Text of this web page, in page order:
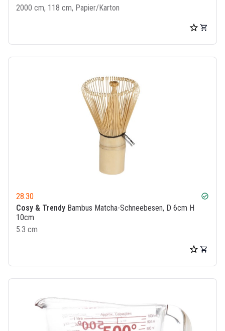
2000 cm, 118 cm, Papier/Karton
28.30 check_circle
Cosy & Trendy Bambus Matcha-Schneebesen, D 6cm H
10cm
5.3 cm